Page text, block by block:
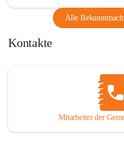
Alle
Kontakte
Mitarbeiter der